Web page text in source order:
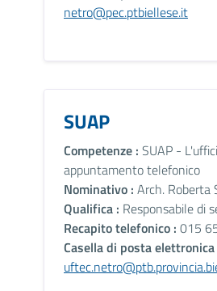
netro@pec.ptbiellese.it
SUAP
Competenze : SUAP -
appuntamento telefonico
Nominativo : Arch. Roberta
Qualifica : Responsabile di
Recapito telefonico : 015
Casella di posta